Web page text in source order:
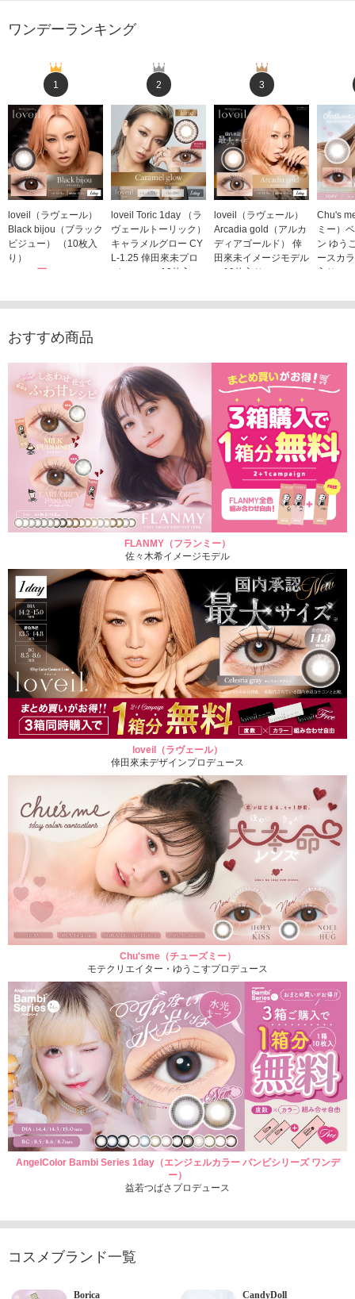
ワンデーランキング
1
loveil（ラヴェール）
Black bijou（ブラック
ビジュー） （10枚入
り）
1,760円
2
loveil Toric 1day （ラ
ヴェールトーリック）
キャラメルグロー CY
L-1.25 倖田來未プロ
デュース （10枚入
1,760円(税込)
3
loveil（ラヴェール）
Arcadia gold（アルカ
ディアゴールド） 倖
田來未イメージモデル
（10枚入り）
Chu's
ミー）
ン ゆう
ースカ
入り）
おすすめ商品
FLANMY（フランミー）
佐々木希イメージモデル
loveil（ラヴェール）
倖田來未デザインプロデュース
Chu'sme（チューズミー）
モテクリエイター・ゆうこすプロデュース
AngelColor Bambi Series 1day（エンジェルカラー バンビシリーズ ワンデ
ー）
益若つばさプロデュース
コスメブランド一覧